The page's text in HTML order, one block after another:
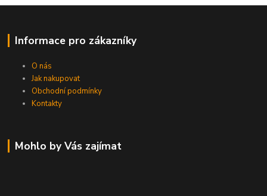
Informace pro zákazníky
O nás
Jak nakupovat
Obchodní podmínky
Kontakty
Mohlo by Vás zajímat